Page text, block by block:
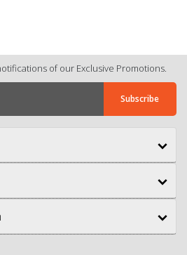
of our Exclusive Promotions.